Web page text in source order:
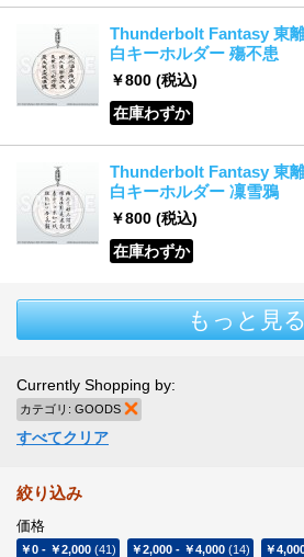
Thunderbolt Fantasy 東
白キーホルダー 殤不患
￥800 (税込)
在庫わずか
Thunderbolt Fantasy 東
白キーホルダー 凜雪鴉
￥800 (税込)
在庫わずか
もっと見
Currently Shopping by:
カテゴリ: GOODS
すべてクリア
絞り込み
価格
￥0 - ￥2,000 (41) ￥2,000 - ￥4,000 (14) ￥